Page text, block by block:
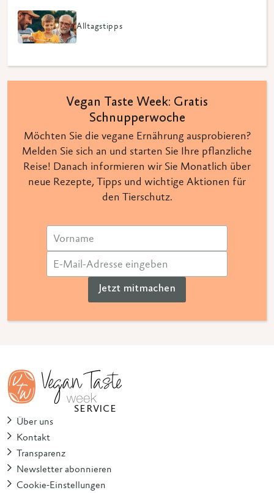
Alltagstipps
Vegan Taste Week: Gratis
Schnupperwoche
Möchten Sie die vegane Ernährung ausprobieren?
Melden Sie sich an und starten Sie Ihre pflanzliche
Reise! Danach informieren wir Sie Monatlich über
neue Rezepte, Tipps und wichtige Aktionen für
den Tierschutz.
Jetzt mitmachen
SERVICE
Über uns
Kontakt
Transparenz
Newsletter abonnieren
Cookie-Einstellungen